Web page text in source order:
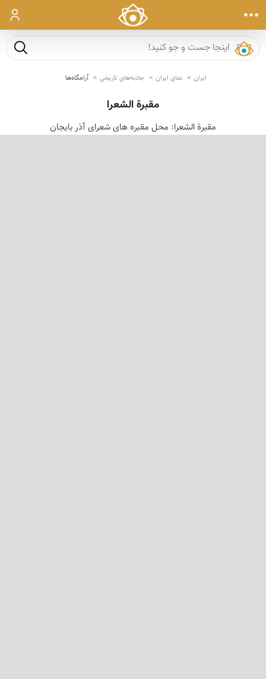
ورود
جست و
ایران نمای ایران جاذبه‌های تاریخی آرامگاه‌ها
مقبرة الشعرا
مقبرة الشعرا: محل مقبره های شعرای آذر بایجان